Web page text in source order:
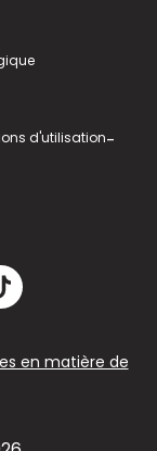
d'utilisation-
en matière de